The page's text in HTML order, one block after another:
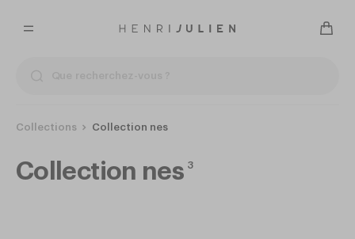
Collections Collection nes
Collection nes 3